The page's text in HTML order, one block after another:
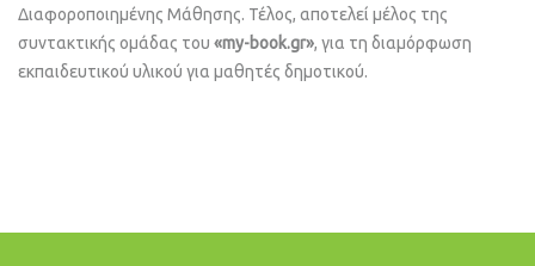
Διαφοροποιημένης Μάθησης. Τέλος, αποτελεί μέλος της
συντακτικής ομάδας του «my-book.gr», για τη διαμόρφωση
εκπαιδευτικού υλικού για μαθητές δημοτικού.